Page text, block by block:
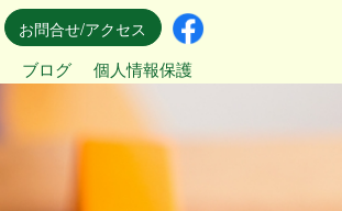
お問合せ/アクセス
ブログ 個人情報保護